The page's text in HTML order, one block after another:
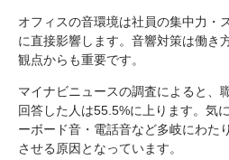
オフィスの音環境は社員の集中力・
に直接影響します。音響対策は働き
観点からも重要です。
マイナビニュースの調査によると、
回答した人は55.5%に上ります。気
ーボード音・電話音など多岐にわた
させる原因となっています。